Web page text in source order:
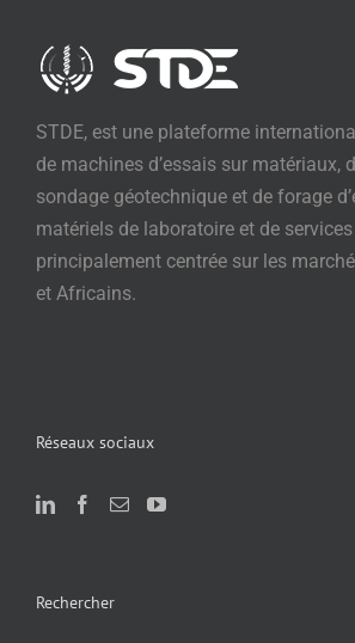
STDE, est une plateforme
de machines d’essais sur matériaux,
sondage géotechnique et de forage
matériels de laboratoire et de
principalement centrée sur les
et Africains.
Réseaux sociaux
Rechercher